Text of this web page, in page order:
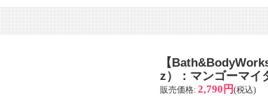
【
z）：マンゴーマイ
販売価格: 2,790円(税込)